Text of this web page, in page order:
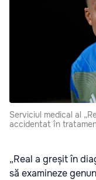
Serviciul medical al
accidentat în
„Real a greșit în
să examineze